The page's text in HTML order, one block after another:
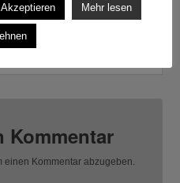
Kommentar
einen Kommentar abzugeben.
Akzeptieren Mehr lesen